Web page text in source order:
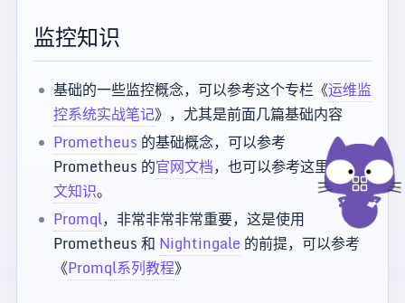
监控知识
基础的一些监控概念，可以参考这个专栏《运维监
控系统实战笔记》，尤其是前面几篇基础内容
Prometheus 的基础概念，可以参考
Prometheus 的官网文档，也可以参考这里的中
文知识。
Promql，非常非常非常重要，这是使用
Prometheus 和 Nightingale 的前提，可以参考
《Promql系列教程》